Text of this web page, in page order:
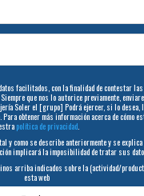
facilitados, con la finalidad de contestar
que nos lo autorice previamente,
Soler el [grupo] Podrá ejercer, si lo desea,
obtener más información acerca de cómo
política de privacidad
y como se describe anteriormente y se
implicará la imposibilidad de tratar sus
arriba indicados sobre la (actividad/
esta web